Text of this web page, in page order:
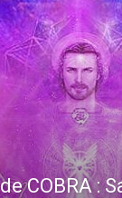
COBRA :